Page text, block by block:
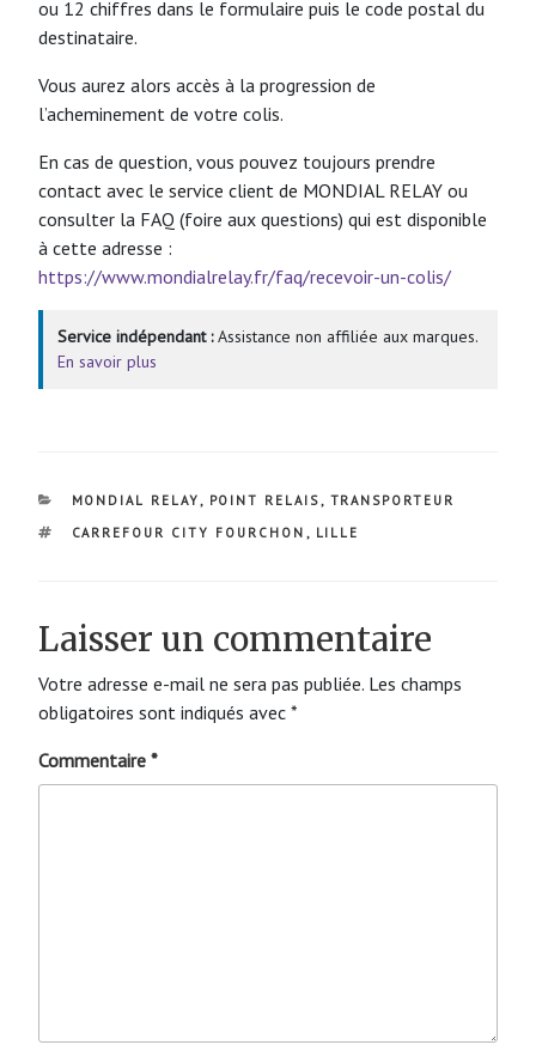
ou 12 chiffres dans le formulaire puis le code postal du
destinataire.
Vous aurez alors accès à la progression de
l’acheminement de votre colis.
En cas de question, vous pouvez toujours prendre
contact avec le service client de MONDIAL RELAY ou
consulter la FAQ (foire aux questions) qui est disponible
à cette adresse :
https://www.mondialrelay.fr/faq/recevoir-un-colis/
Service indépendant :Assistance non affiliée aux marques.
En savoir plus
CATÉGORIES
MONDIAL RELAY , POINT RELAIS , TRANSPORTEUR
ÉTIQUETTES
CARREFOUR CITY FOURCHON , LILLE
Laisser un commentaire
Votre adresse e-mail ne sera pas publiée. Les champs
obligatoires sont indiqués avec *
Commentaire *